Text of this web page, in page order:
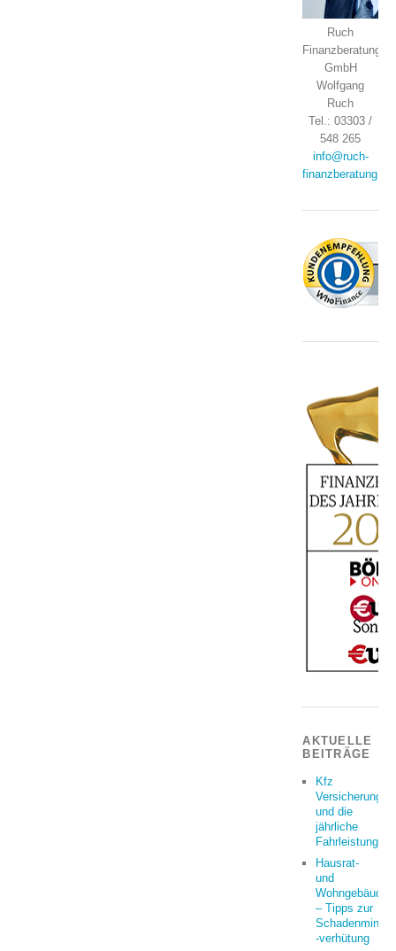
Ruch
Finanzberatung
GmbH
Wolfgang
Ruch
Tel.: 03303 /
548 265
info@ruch-
finanzberatung.de
AKTUELLE
BEITRÄGE
Kfz
Versicherung
und die
jährliche
Fahrleistung
Hausrat-
und
– Tipps zur
-verhütung